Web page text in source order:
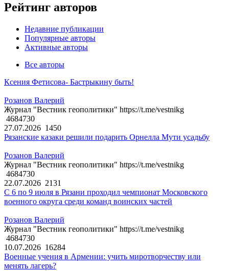
Рейтинг авторов
Недавние публикации
Популярные авторы
Активные авторы
Все авторы
Ксения Фетисова- Бастрыкину быть!
Розанов Валерий
Журнал "Вестник геополитики" https://t.me/vestnikg
4684730
27.07.2026 1450
Рязанские казаки решили подарить Орнелла Мути усадьбу
Розанов Валерий
Журнал "Вестник геополитики" https://t.me/vestnikg
4684730
22.07.2026 2131
С 6 по 9 июля в Рязани проходил чемпионат Московского
военного округа среди команд воинских частей
Розанов Валерий
Журнал "Вестник геополитики" https://t.me/vestnikg
4684730
10.07.2026 16284
Военные учения в Армении: учить миротворчеству или
менять лагерь?